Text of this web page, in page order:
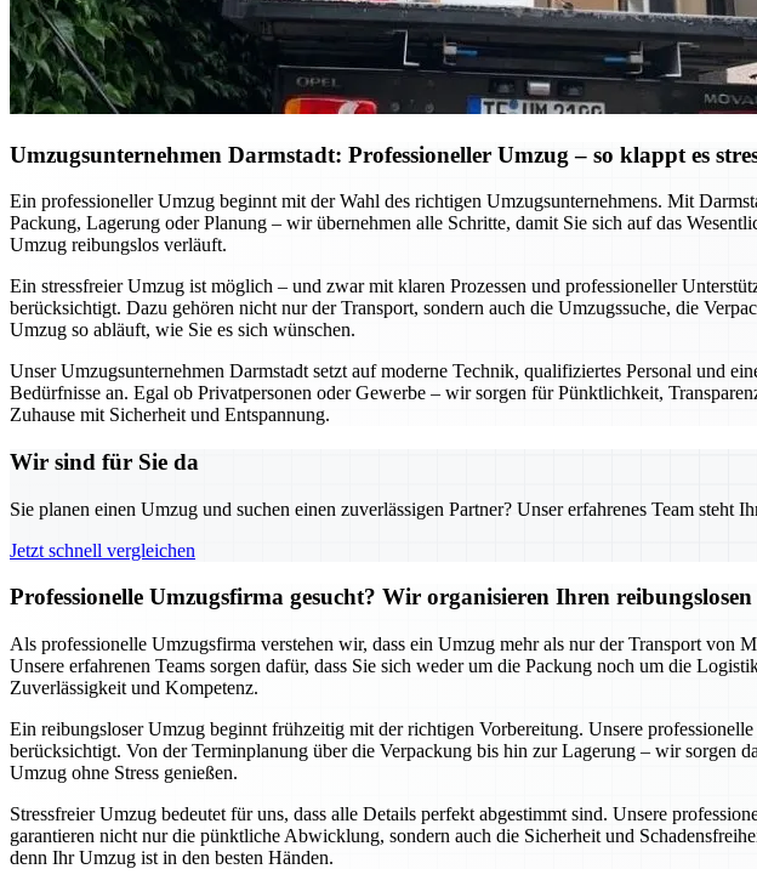
Umzugsunternehmen Darmstadt: Professioneller Umzug – so klappt es
Ein professioneller Umzug beginnt mit der Wahl des richtigen Umzugsunternehmens. Mit
Packung, Lagerung oder Planung – wir übernehmen alle Schritte, damit Sie sich auf das
Umzug reibungslos verläuft.
Ein stressfreier Umzug ist möglich – und zwar mit klaren Prozessen und professioneller
berücksichtigt. Dazu gehören nicht nur der Transport, sondern auch die Umzugssuche, die
Umzug so abläuft, wie Sie es sich wünschen.
Unser Umzugsunternehmen Darmstadt setzt auf moderne Technik, qualifiziertes Personal und
Bedürfnisse an. Egal ob Privatpersonen oder Gewerbe – wir sorgen für Pünktlichkeit,
Zuhause mit Sicherheit und Entspannung.
Wir sind für Sie da
Sie planen einen Umzug und suchen einen zuverlässigen Partner? Unser erfahrenes Team
Jetzt schnell vergleichen
Professionelle Umzugsfirma gesucht? Wir organisieren Ihren
Als professionelle Umzugsfirma verstehen wir, dass ein Umzug mehr als nur der Transport
Unsere erfahrenen Teams sorgen dafür, dass Sie sich weder um die Packung noch um die
Zuverlässigkeit und Kompetenz.
Ein reibungsloser Umzug beginnt frühzeitig mit der richtigen Vorbereitung. Unsere
berücksichtigt. Von der Terminplanung über die Verpackung bis hin zur Lagerung – wir sorgen
Umzug ohne Stress genießen.
Stressfreier Umzug bedeutet für uns, dass alle Details perfekt abgestimmt sind. Unsere
garantieren nicht nur die pünktliche Abwicklung, sondern auch die Sicherheit und
denn Ihr Umzug ist in den besten Händen.